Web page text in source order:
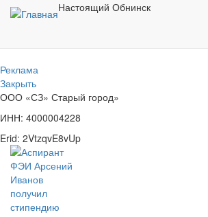
Перейти
содержанию
Настоящий Обнинск
Реклама
Закрыть
ООО «СЗ» Старый город»
ИНН: 4000004228
Erid: 2VtzqvE8vUp